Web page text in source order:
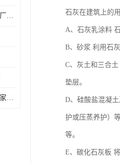
兴国县活性重钙粉批发厂 厂家供应 欢迎电话咨询
赣州会昌县石灰供应商 厂家供应
石灰在建筑上的
A、石灰乳涂料
B、砂浆 利用石
C、灰土和三合
垫层。
D、硅酸盐混凝
护或压蒸养护）
等。
E、碳化石灰板